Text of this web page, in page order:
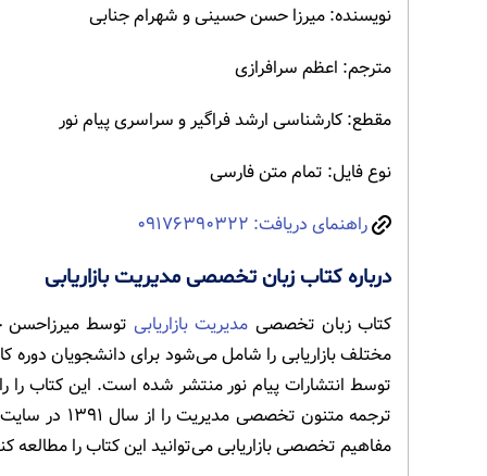
نویسنده: میرزا حسن حسینی و شهرام جنابی
مترجم: اعظم سرافرازی
مقطع: کارشناسی ارشد فراگیر و سراسری پیام نور
نوع فایل: تمام متن فارسی
راهنمای دریافت: ۰۹۱۷۶۳۹۰۳۲۲
درباره کتاب زبان تخصصی مدیریت بازاریابی
کتاب زبان تخصصی مدیریت بازاریابیتوسط میرزاحسن
مختلف بازاریابی را شامل می‌شود برای دانشجویان
توسط انتشارات پیام نور منتشر شده است. این کتاب را
ترجمه
مفاهیم تخصصی بازاریابی می‌توانید این کتاب را مطالعه